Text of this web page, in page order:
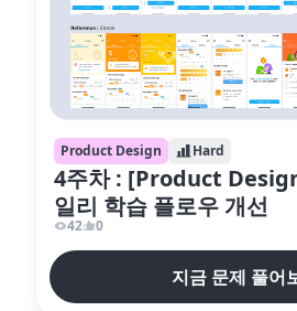
Product Design Hard
4주차 : [Product
일리 학습 플로우 개선
42 0
지금 문제 풀어